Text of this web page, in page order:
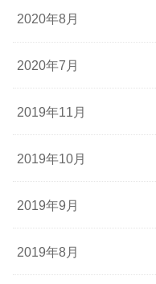
2020年8月
2020年7月
2019年11月
2019年10月
2019年9月
2019年8月